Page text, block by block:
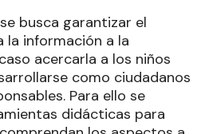
busca garantizar el
la información a la
acercarla a los niños
como ciudadanos
Para ello se
didácticas para